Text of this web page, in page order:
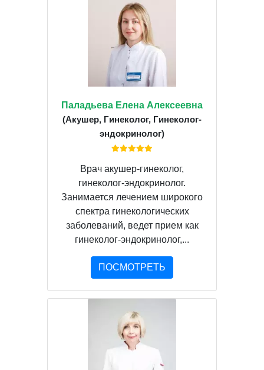
Паладьева Елена Алексеевна
(Акушер, Гинеколог, Гинеколог-
эндокринолог)
Врач акушер-гинеколог,
гинеколог-эндокринолог.
Занимается лечением широкого
спектра гинекологических
заболеваний, ведет прием как
гинеколог-эндокринолог,...
ПОСМОТРЕТЬ